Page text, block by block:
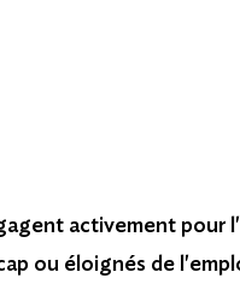
activement pour
ou éloignés de